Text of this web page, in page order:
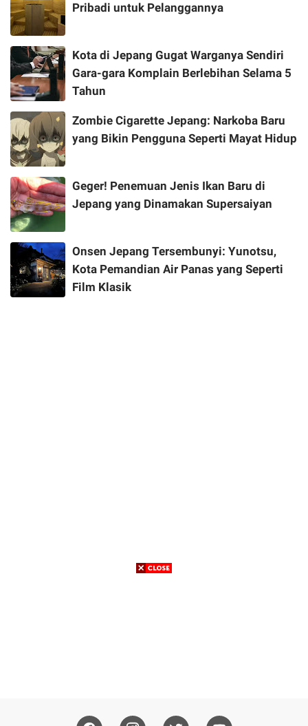
Pribadi untuk Pelanggannya
Kota di Jepang Gugat Warganya Sendiri
Gara-gara Komplain Berlebihan Selama 5
Tahun
Zombie Cigarette Jepang: Narkoba Baru
yang Bikin Pengguna Seperti Mayat Hidup
Geger! Penemuan Jenis Ikan Baru di
Jepang yang Dinamakan Supersaiyan
Onsen Jepang Tersembunyi: Yunotsu,
Kota Pemandian Air Panas yang Seperti
Film Klasik